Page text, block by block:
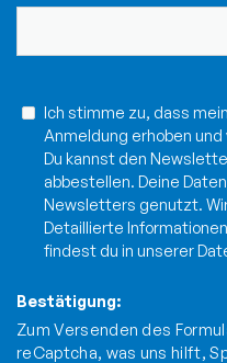
Ich stimme zu, dass
Anmeldung erhoben
Du kannst den
abbestellen. Deine
Newsletters genutzt.
Detaillierte
findest du in unserer
Bestätigung:
Zum Versenden des
reCaptcha, was uns hilft,